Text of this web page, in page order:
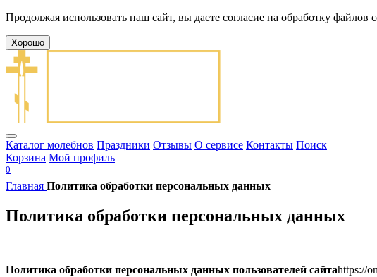
Продолжая использовать наш сайт, вы даете согласие на обработку файлов
Хорошо
Каталог молебнов Праздники Отзывы О сервисе Контакты Поиск
Корзина Мой профиль
0
Главная Политика обработки персональных данных
Политика обработки персональных данных
Политика обработки персональных данных пользователей сайтаhttps://